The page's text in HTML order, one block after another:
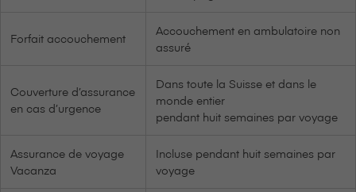
Forfait accouchement
Accouchement en ambulatoire non
assuré
Couverture d’assurance
en cas d’urgence
Dans toute la Suisse et dans le
monde entier
pendant huit semaines par voyage
Assurance de voyage
Vacanza
Incluse pendant huit semaines par
voyage